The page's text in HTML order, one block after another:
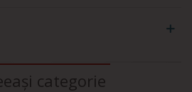
categorie